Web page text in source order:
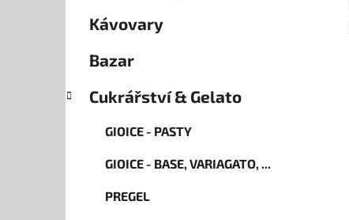
Kávovary
Bazar
Cukrářství & Gelato
GIOICE - PASTY
GIOICE - BASE, VARIAGATO, ...
PREGEL